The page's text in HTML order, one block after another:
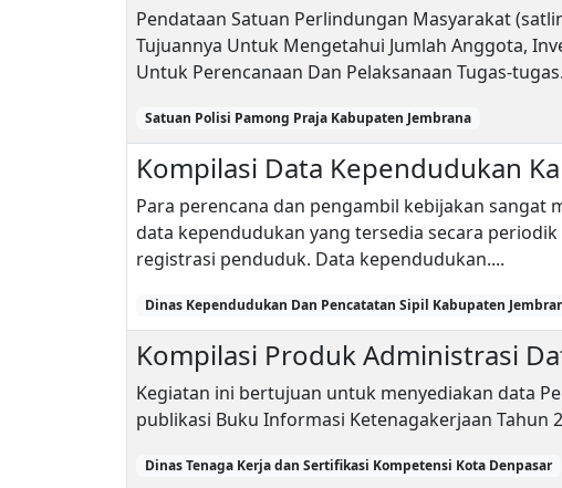
Pendataan Satuan Perlindungan Masyarakat
Tujuannya Untuk Mengetahui Jumlah Anggota,
Untuk Perencanaan Dan Pelaksanaan Tugas-
Satuan Polisi Pamong Praja Kabupaten Jembrana
Kompilasi Data Kependudukan
Para perencana dan pengambil kebijakan
data kependudukan yang tersedia secara
registrasi penduduk. Data kependudukan....
Dinas Kependudukan Dan Pencatatan Sipil Kabupaten
Kompilasi Produk Administrasi
Kegiatan ini bertujuan untuk menyediakan data
publikasi Buku Informasi Ketenagakerjaan Tahun
Dinas Tenaga Kerja dan Sertifikasi Kompetensi Kota Denpasar